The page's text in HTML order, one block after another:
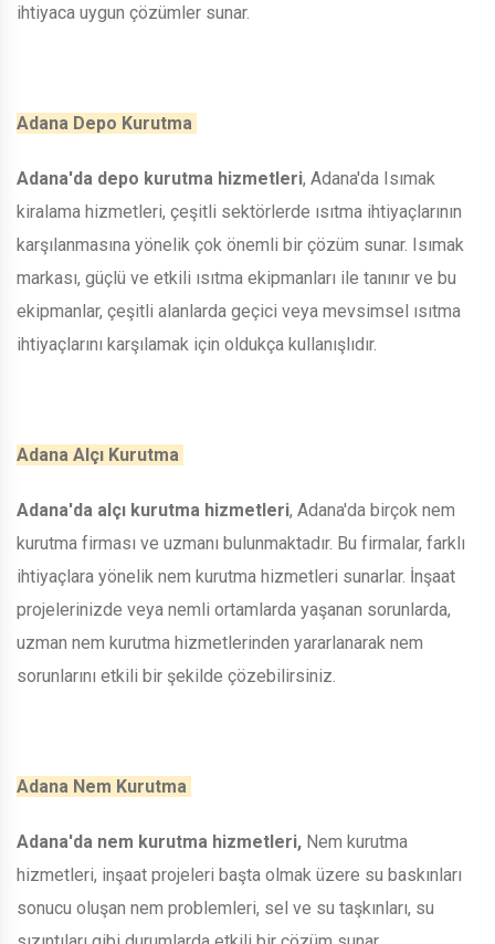
ihtiyaca uygun çözümler sunar.
Adana Depo Kurutma
Adana'da depo kurutma hizmetleri, Adana'da Isımak
kiralama hizmetleri, çeşitli sektörlerde ısıtma ihtiyaçlarının
karşılanmasına yönelik çok önemli bir çözüm sunar. Isımak
markası, güçlü ve etkili ısıtma ekipmanları ile tanınır ve bu
ekipmanlar, çeşitli alanlarda geçici veya mevsimsel ısıtma
ihtiyaçlarını karşılamak için oldukça kullanışlıdır.
Adana Alçı Kurutma
Adana'da alçı kurutma hizmetleri, Adana'da birçok nem
kurutma firması ve uzmanı bulunmaktadır. Bu firmalar, farklı
ihtiyaçlara yönelik nem kurutma hizmetleri sunarlar. İnşaat
projelerinizde veya nemli ortamlarda yaşanan sorunlarda,
uzman nem kurutma hizmetlerinden yararlanarak nem
sorunlarını etkili bir şekilde çözebilirsiniz.
Adana Nem Kurutma
Adana'da nem kurutma hizmetleri, Nem kurutma
hizmetleri, inşaat projeleri başta olmak üzere su baskınları
sonucu oluşan nem problemleri, sel ve su taşkınları, su